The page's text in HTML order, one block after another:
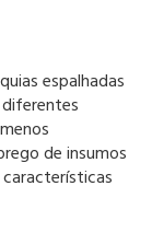
espalhadas
de insumos